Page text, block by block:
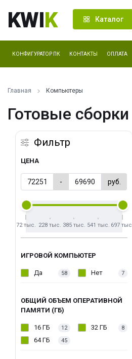
KWIK Каталог
КОНФИГУРАТОР ПК КОНТАКТЫ ОПЛАТА
Главная Компьютеры
Готовые
Фильтр
ЦЕНА
- руб.
72 тыс. 228 тыс. 385 тыс. 541 тыс. 697
ИГРОВОЙ КОМПЬЮТЕР
Да 58 Нет 7
ОБЩИЙ ОБЪЕМ ОПЕРАТИВНОЙ
ПАМЯТИ (ГБ)
16 ГБ 12 32 ГБ 8
64 ГБ 45